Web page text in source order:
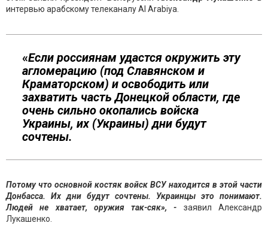
интервью арабскому телеканалу Al Arabiya.
«Если россиянам удастся окружить эту
агломерацию (под Славянском и
Краматорском) и освободить или
захватить часть Донецкой области, где
очень сильно окопались войска
Украины, их (Украины) дни будут
сочтены.
Потому что основной костяк войск ВСУ находится в этой части
Донбасса. Их дни будут сочтены. Украинцы это понимают.
Людей не хватает, оружия так-сяк», - заявил Александр
Лукашенко.